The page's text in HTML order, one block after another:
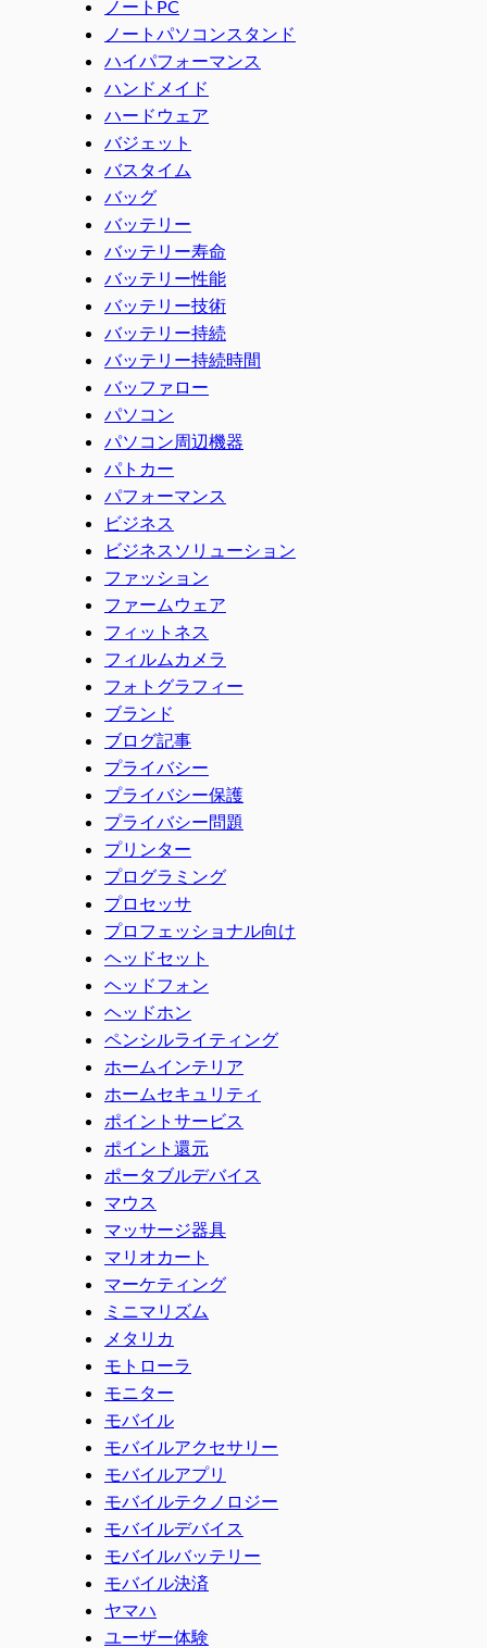
ノートPC
ノートパソコンスタンド
ハイパフォーマンス
ハンドメイド
ハードウェア
バジェット
バスタイム
バッグ
バッテリー
バッテリー寿命
バッテリー性能
バッテリー技術
バッテリー持続
バッテリー持続時間
バッファロー
パソコン
パソコン周辺機器
パトカー
パフォーマンス
ビジネス
ビジネスソリューション
ファッション
ファームウェア
フィットネス
フィルムカメラ
フォトグラフィー
ブランド
ブログ記事
プライバシー
プライバシー保護
プライバシー問題
プリンター
プログラミング
プロセッサ
プロフェッショナル向け
ヘッドセット
ヘッドフォン
ヘッドホン
ペンシルライティング
ホームインテリア
ホームセキュリティ
ポイントサービス
ポイント還元
ポータブルデバイス
マウス
マッサージ器具
マリオカート
マーケティング
ミニマリズム
メタリカ
モトローラ
モニター
モバイル
モバイルアクセサリー
モバイルアプリ
モバイルテクノロジー
モバイルデバイス
モバイルバッテリー
モバイル決済
ヤマハ
ユーザー体験